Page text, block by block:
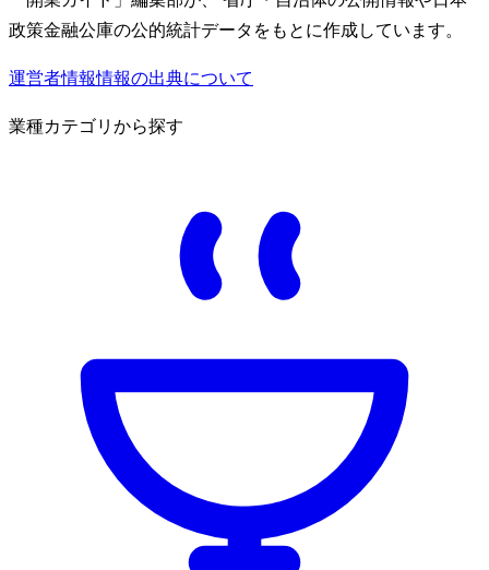
政策金融公庫の公的統計データをもとに作成しています。
運営者情報情報の出典について
業種カテゴリから探す